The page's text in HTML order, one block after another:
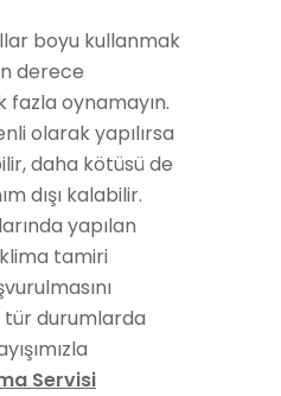
boyu kullanmak
derece
fazla oynamayın.
olarak yapılırsa
daha kötüsü de
dışı kalabilir.
yapılan
tamiri
durumlarda
Servisi